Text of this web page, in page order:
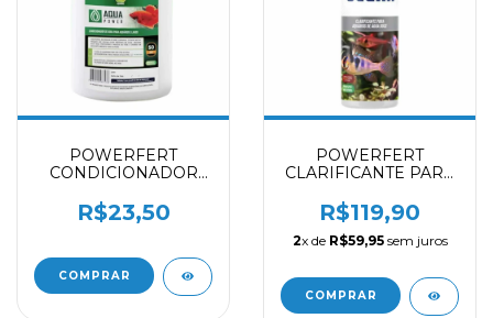
POWERFERT
CONDICIONADOR
AQUAPOWER - 50 ML
R$23,50
POWERFERT
CLARIFICANTE PARA
DOCE CLEAR - 1 L
R$119,90
2x de R$59,95sem juros